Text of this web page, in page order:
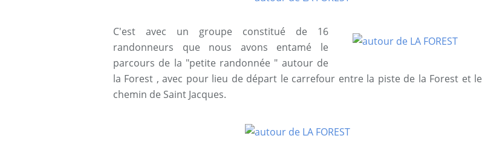
C'est avec un groupe constitué de 16
randonneurs que nous avons entamé le
parcours de la "petite randonnée " autour de
la Forest , avec pour lieu de départ le carrefour entre la piste de la Forest et le
chemin de Saint Jacques.